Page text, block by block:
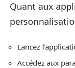
Quant aux
Lancez
Accédez aux